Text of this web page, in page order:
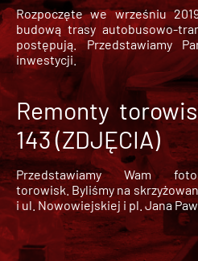
Rozpoczęte we wrześniu
budową trasy autobusowo-
postępują. Przedstawiamy
inwestycji.
Remonty
143 (ZDJĘCIA)
Przedstawiamy Wam
torowisk. Byliśmy na
i ul. Nowowiejskiej i pl. Jana